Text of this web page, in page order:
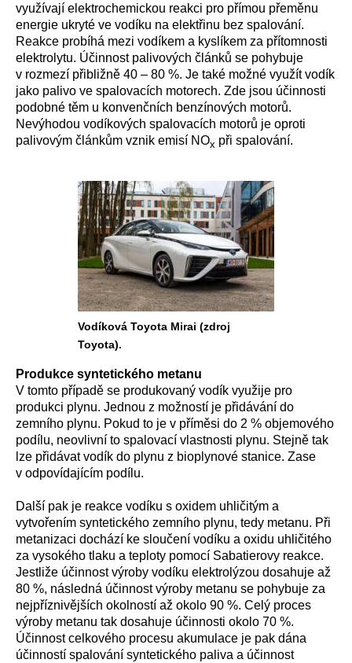
využívají elektrochemickou reakci pro přímou přeměnu
energie ukryté ve vodíku na elektřinu bez spalování.
Reakce probíhá mezi vodíkem a kyslíkem za přítomnosti
elektrolytu. Účinnost palivových článků se pohybuje
v rozmezí přibližně 40 – 80 %. Je také možné využít vodík
jako palivo ve spalovacích motorech. Zde jsou účinnosti
podobné těm u konvenčních benzínových motorů.
Nevýhodou vodíkových spalovacích motorů je oproti
palivovým článkům vznik emisí NOx při spalování.
Vodíková Toyota Mirai (zdroj
Toyota).
Produkce syntetického metanu
V tomto případě se produkovaný vodík využije pro
produkci plynu. Jednou z možností je přidávání do
zemního plynu. Pokud to je v příměsi do 2 % objemového
podílu, neovlivní to spalovací vlastnosti plynu. Stejně tak
lze přidávat vodík do plynu z bioplynové stanice. Zase
v odpovídajícím podílu.
Další pak je reakce vodíku s oxidem uhličitým a
vytvořením syntetického zemního plynu, tedy metanu. Při
metanizaci dochází ke sloučení vodíku a oxidu uhličitého
za vysokého tlaku a teploty pomocí Sabatierovy reakce.
Jestliže účinnost výroby vodíku elektrolýzou dosahuje až
80 %, následná účinnost výroby metanu se pohybuje za
nejpříznivějších okolností až okolo 90 %. Celý proces
výroby metanu tak dosahuje účinnosti okolo 70 %.
Účinnost celkového procesu akumulace je pak dána
účinností spalování syntetického paliva a účinnost